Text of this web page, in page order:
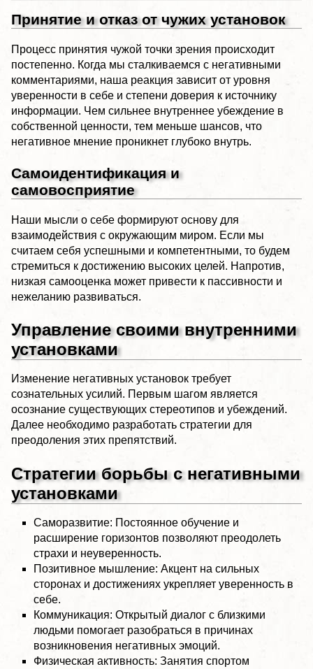
Принятие и отказ от чужих установок
Процесс принятия чужой точки зрения происходит
постепенно. Когда мы сталкиваемся с негативными
комментариями, наша реакция зависит от уровня
уверенности в себе и степени доверия к источнику
информации. Чем сильнее внутреннее убеждение в
собственной ценности, тем меньше шансов, что
негативное мнение проникнет глубоко внутрь.
Самоидентификация и
самовосприятие
Наши мысли о себе формируют основу для
взаимодействия с окружающим миром. Если мы
считаем себя успешными и компетентными, то будем
стремиться к достижению высоких целей. Напротив,
низкая самооценка может привести к пассивности и
нежеланию развиваться.
Управление своими внутренними
установками
Изменение негативных установок требует
сознательных усилий. Первым шагом является
осознание существующих стереотипов и убеждений.
Далее необходимо разработать стратегии для
преодоления этих препятствий.
Стратегии борьбы с негативными
установками
Саморазвитие: Постоянное обучение и
расширение горизонтов позволяют преодолеть
страхи и неуверенность.
Позитивное мышление: Акцент на сильных
сторонах и достижениях укрепляет уверенность в
себе.
Коммуникация: Открытый диалог с близкими
людьми помогает разобраться в причинах
возникновения негативных эмоций.
Физическая активность: Занятия спортом